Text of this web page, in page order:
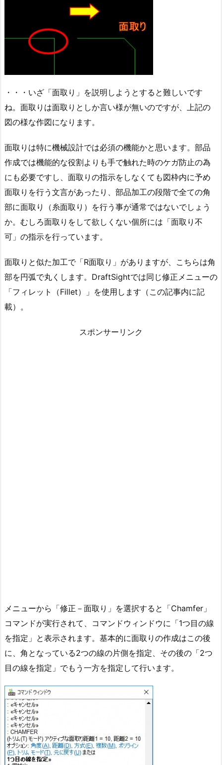
・・・いざ「面取り」を説明しようとすると難しいです
ね。面取りは面取りとしか言い様が無いのですが、上記の
図の様な作図になります。
面取りは特に機械設計では必須の機能かと思います。部品
作成では機能的な役割よりも手で触れた時のケガ防止の為
にも必要ですし、面取りの指示をしなくても図枠内に予め
面取りを行う文言があったり、部品加工の段階で全ての角
部に面取り（糸面取り）を行う事が通常ではないでしょう
か。むしろ面取りをして欲しくない個所には「面取り不
可」の指示を行っています。
面取りと似た加工で「R面取り」がありますが、こちらは角
部を円弧で丸くします。DraftSightでは同じ修正メニューの
「フィレット（Fillet）」を使用します（この記事内に記
載）。
スポンサーリンク
メニューから「修正－面取り」を選択すると「Chamfer」
コマンドが実行されて、コマンドウィンドウに「1つ目の線
を指定」と表示されます。基本的に面取りの作成はこの後
に、角となっている2つの線の片側を指定、その後の「2つ
目の線を指定」でもう一方を指定して行います。